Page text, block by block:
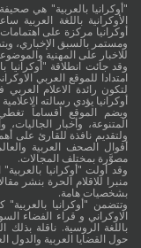
"أوكرانيا بالعربية" هي
الأوكرانية باللغة
أوكرانيا مركزة على
ومستمر بالسبق الإخباري،
للاخبار على المهنية
لتكون رائدة الاعلام
أوكرانيا يؤدي رسالته
ويضم الموقع أقساماً تغطي:
المتنوعة، وأخبار
ولتقديم نافذة للقارئ على
أقوال الصحف العربية
مصوَّرة بمختلف المجالات.
وقد أولت "أوكرانيا
منبرا للاقلام الحرة بنشر
بشخصيات هامة.
وتتضمن "أوكرانيا
الاوكراني و قراء الفضاء
باللغة الروسية. ناقلة بذلك
حول القضايا العربية والدول